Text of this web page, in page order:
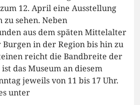
12. April eine Ausstellung
zu sehen. Neben
aus dem späten Mittelalter
in der Region bis hin zu
reicht die Bandbreite der
das Museum an diesem
jeweils von 11 bis 17 Uhr.
unter